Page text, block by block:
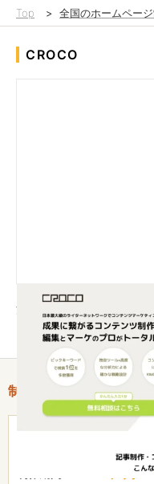
Top > 全国のホームペー
CROCO
法人向け記事制作・コンテ
る『CROCO』のランデ
制作情報
２ヶ月